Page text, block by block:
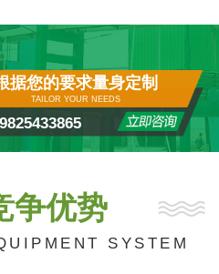
据您的要求量身定制
TAILOR YOUR NEEDS
争优势
SYSTEM